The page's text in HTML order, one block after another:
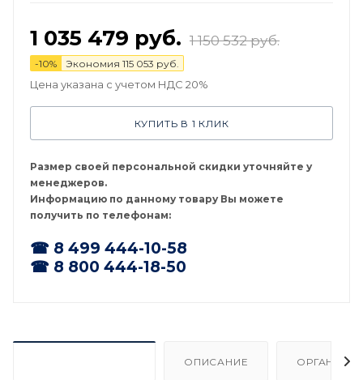
1 035 479 руб. 1 150 532руб.
-10% Экономия 115 053 руб.
Цена указана с учетом НДС 20%
КУПИТЬ В 1 КЛИК
Размер своей персональной скидки уточняйте у
менеджеров.
Информацию по данному товару Вы можете
получить по телефонам:
☎ 8 499 444-10-58
☎ 8 800 444-18-50
ОПИСАНИЕ